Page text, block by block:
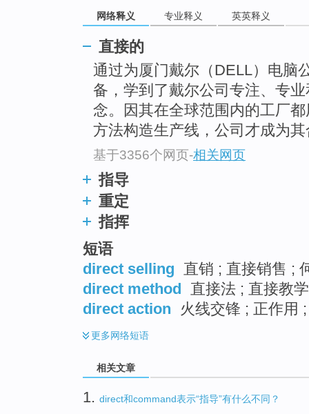
网络释义 专业释义 英英释义
直接的
通过为厦门戴尔（DELL）电脑
备，学到了戴尔公司专注、专业
念。因其在全球范围内的工厂
方法构造生产线，公司才成为
基于3356个网页-相关网页
指导
重定
指挥
短语
direct selling 直销 ; 直接销售 ;
direct method 直接法 ; 直接教
direct action
火线交锋 ; 正作用
更多网络短语
相关文章
1. direct和command表示“指导”有什么不同？